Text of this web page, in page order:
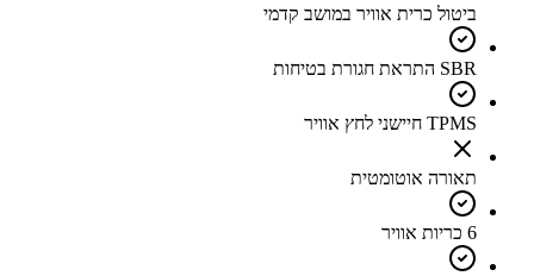
ביטול כרית אוויר במושב קדמי
SBR התראת חגורת בטיחות
TPMS חיישני לחץ אוויר
תאורה אוטומטית
6 כריות אוויר